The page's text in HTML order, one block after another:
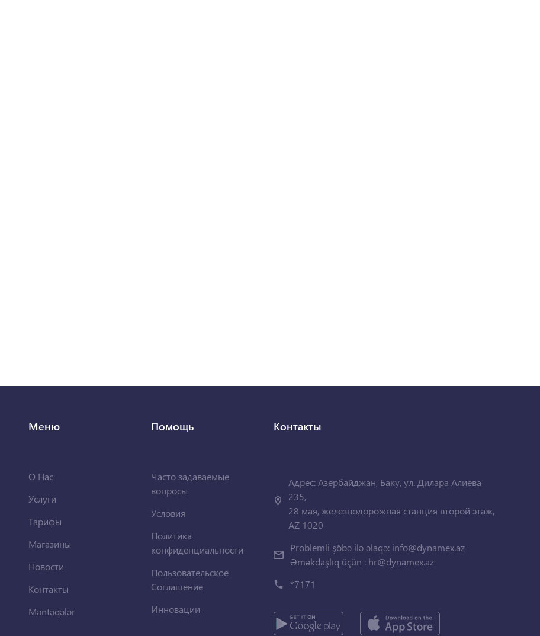
Меню
О Нас
Услуги
Тарифы
Магазины
Новости
Контакты
Məntəqələr
Помощь
Часто задаваемые
вопросы
Условия
Политика
конфиденциальности
Пользовательское
Соглашение
Инновации
Контакты
Адрес: Азербайджан, Баку, ул. Дилара Алиева
235,
28 мая, железнодорожная станция второй этаж,
AZ 1020
Problemli şöbə ilə əlaqə: info@dynamex.az
Əməkdaşlıq üçün : hr@dynamex.az
*7171